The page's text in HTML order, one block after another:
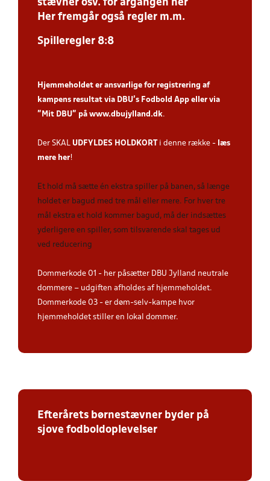
stævner osv. for årgangen her
Her fremgår også regler m.m.
Spilleregler 8:8
Hjemmeholdet er ansvarlige for registrering af
kampens resultat via DBU’s Fodbold App eller via
”Mit DBU” på www.dbujylland.dk.
Der SKAL UDFYLDES HOLDKORTi denne række - læs
mere her!
Et hold må sætte én ekstra spiller på banen, så længe
holdet er bagud med tre mål eller mere. For hver tre
mål ekstra et hold kommer bagud, må der indsættes
yderligere en spiller, som tilsvarende skal tages ud
ved reducering
Dommerkode 01 - her påsætter DBU Jylland neutrale
dommere – udgiften afholdes af hjemmeholdet.
Dommerkode 03 - er døm-selv-kampe hvor
hjemmeholdet stiller en lokal dommer.
Efterårets børnestævner byder på
sjove fodboldoplevelser